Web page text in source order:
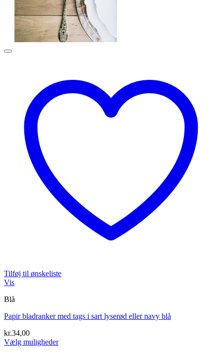
Tilføj til ønskeliste
Vis
Blå
Papir bladranker med tags i sart lyserød eller navy blå
kr.34,00
Vælg muligheder